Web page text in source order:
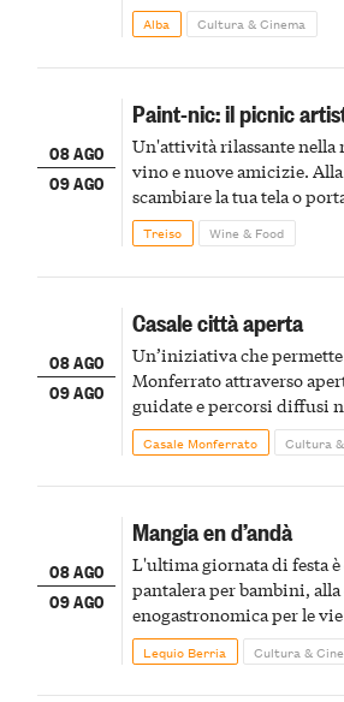
Alba Cultura & Cinema
08 AGO
09 AGO
Paint-nic: il picnic
Un'attività rilassante nella
vino e nuove amicizie.
scambiare la tua tela o
Treiso Wine & Food
08 AGO
09 AGO
Casale città aperta
Un’iniziativa che
Monferrato attraverso
guidate e percorsi diffusi
Casale Monferrato Cultura
08 AGO
09 AGO
Mangia en d’andà
L'ultima giornata di festa è
pantalera per bambini,
enogastronomica per le
pirotecnico
Lequio Berria Cultura &